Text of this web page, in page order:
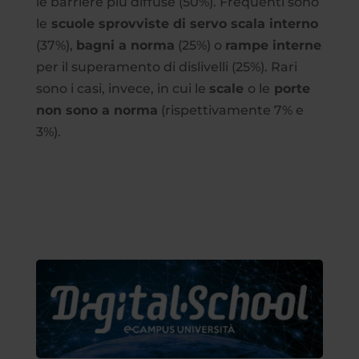
le scuole sprovviste di servo scala interno
(37%), bagni a norma (25%) o rampe interne
per il superamento di dislivelli (25%). Rari
sono i casi, invece, in cui le scale o le porte
non sono a norma (rispettivamente 7% e
3%).